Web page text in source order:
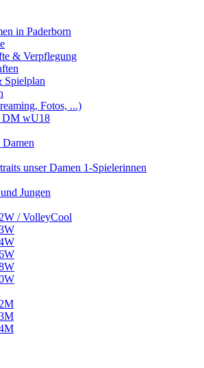
in Paderborn
& Verpflegung
Spielplan
Fotos, ...)
DM wU18
unser Damen 1-Spielerinnen
Jungen
/ VolleyCool